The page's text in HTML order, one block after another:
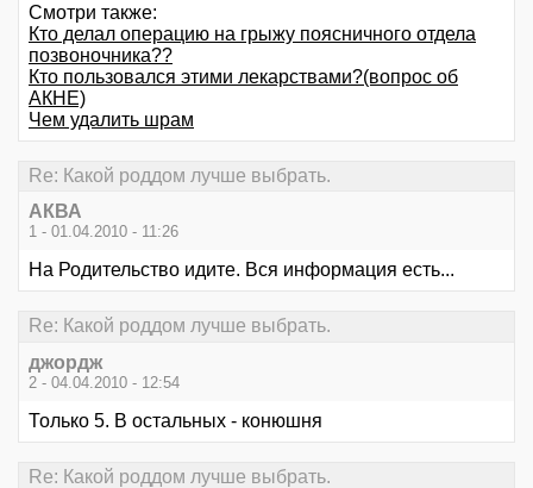
Смотри также:
Кто делал операцию на грыжу поясничного отдела
позвоночника??
Кто пользовался этими лекарствами?(вопрос об
АКНЕ)
Чем удалить шрам
Re: Какой роддом лучше выбрать.
АКВА
1 - 01.04.2010 - 11:26
На Родительство идите. Вся информация есть...
Re: Какой роддом лучше выбрать.
джордж
2 - 04.04.2010 - 12:54
Только 5. В остальных - конюшня
Re: Какой роддом лучше выбрать.